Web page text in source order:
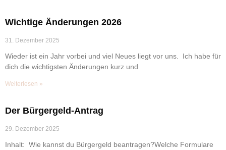
Wichtige Änderungen 2026
31. Dezember 2025
Wieder ist ein Jahr vorbei und viel Neues liegt vor uns. Ich habe für
dich die wichtigsten Änderungen kurz und
Weiterlesen »
Der Bürgergeld-Antrag
29. Dezember 2025
Inhalt: Wie kannst du Bürgergeld beantragen?Welche Formulare